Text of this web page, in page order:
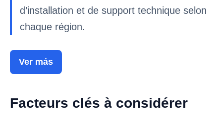
d’installation et de support technique selon
chaque région.
Ver más
Facteurs clés à considérer